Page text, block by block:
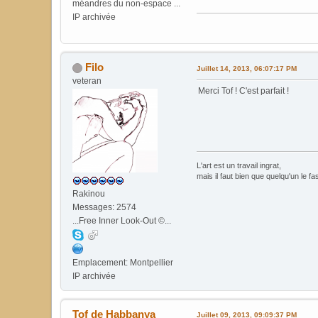
méandres du non-espace ...
IP archivée
Filo
veteran
Rakinou
Messages: 2574
...Free Inner Look-Out ©...
Emplacement: Montpellier
IP archivée
Juillet 14, 2013, 06:07:17 PM
Merci Tof ! C'est parfait !
L'art est un travail ingrat,
mais il faut bien que quelqu'un le
Tof de Habbanya Juillet 09, 2013, 09:09:37 PM